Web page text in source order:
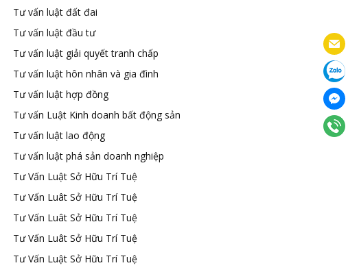
Tư vấn luật đất đai
Tư vấn luật đầu tư
Tư vấn luật giải quyết tranh chấp
Tư vấn luật hôn nhân và gia đình
Tư vấn luật hợp đồng
Tư vấn Luật Kinh doanh bất động sản
Tư vấn luật lao động
Tư vấn luật phá sản doanh nghiệp
Tư Vấn Luật Sở Hữu Trí Tuệ
Tư Vấn Luât Sở Hữu Trí Tuệ
Tư Vấn Luât Sở Hữu Trí Tuệ
Tư Vấn Luât Sở Hữu Trí Tuệ
Tư Vấn Luật Sở Hữu Trí Tuệ